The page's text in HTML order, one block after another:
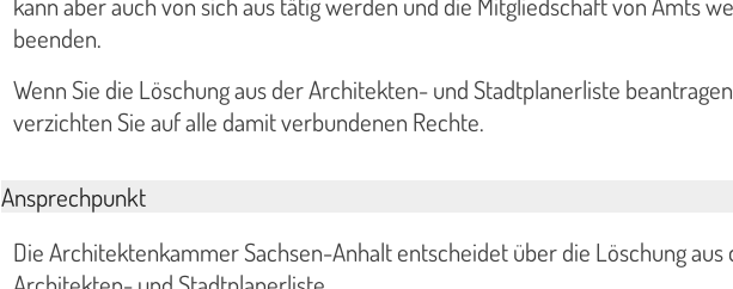
beenden.
Wenn Sie die Löschung aus der Architekten- und Stadtplanerliste
verzichten Sie auf alle damit verbundenen Rechte.
Ansprechpunkt
Die Architektenkammer Sachsen-Anhalt entscheidet über die Löschung aus